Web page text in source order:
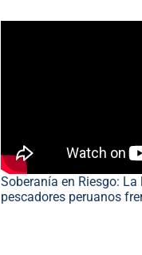
Soberanía en Riesgo:
pescadores peruanos